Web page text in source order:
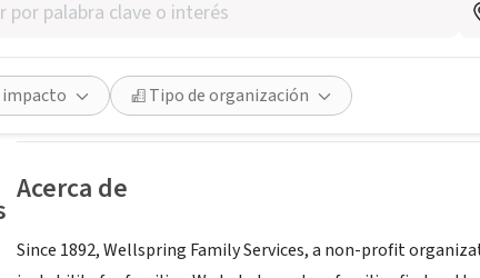
impacto Tipo de organización
Seattle, WA www.wellspringfs.org
Guardar Compartir
Acerca de
Since 1892, Wellspring Family Services, a non-profit